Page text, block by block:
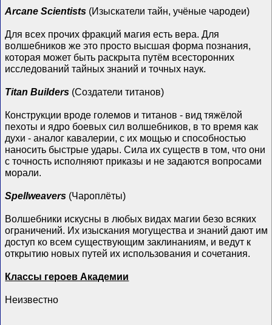
Arcane Scientists (Изыскатели тайн, учёные чародеи)
Для всех прочих фракций магия есть вера. Для
волшебников же это просто высшая форма познания,
которая может быть раскрыта путём всесторонних
исследований тайных знаний и точных наук.
Titan Builders (Создатели титанов)
Конструкции вроде големов и титанов - вид тяжёлой
пехоты и ядро боевых сил волшебников, в то время как
духи - аналог кавалерии, с их мощью и способностью
наносить быстрые удары. Сила их существ в том, что они
с точность исполняют приказы и не задаются вопросами
морали.
Spellweavers (Чароплёты)
Волшебники искусны в любых видах магии безо всяких
ограничений. Их изыскания могущества и знаний дают им
доступ ко всем существующим заклинаниям, и ведут к
открытию новых путей их использования и сочетания.
Классы героев Академии
Неизвестно